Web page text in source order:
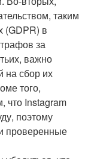
таким
(GDPR) в
за
важно
на сбор их
того,
что Instagram
поэтому
проверенные